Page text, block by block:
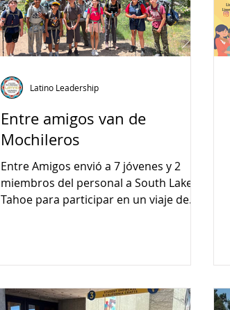
Entre amigos van de
Mochileros
Entre Amigos envió a 7 jóvenes y 2
miembros del personal a South Lake
Tahoe para participar en un viaje de
Latino Leadership